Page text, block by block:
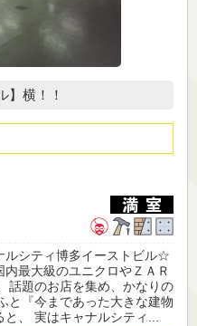
】横！！
ルシティ博多イーストビル☆
最大級のユニクロやＺＡＲ
話題のお店を集め、かなりの
と『今まであった大きな建物
、 実はキャナルシティ...